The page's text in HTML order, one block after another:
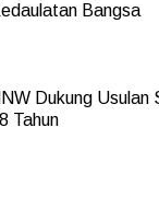
Bangsa
Dukung
Tahun